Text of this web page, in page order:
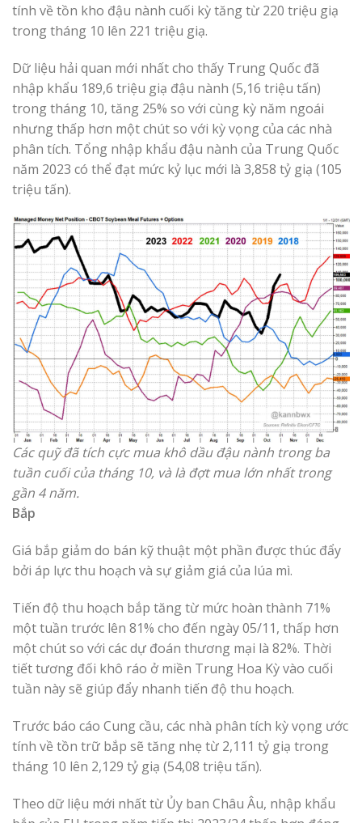
tính về tồn kho đậu nành cuối kỳ tăng từ 220 triệu giạ
trong tháng 10 lên 221 triệu giạ.
Dữ liệu hải quan mới nhất cho thấy Trung Quốc đã
nhập khẩu 189,6 triệu giạ đậu nành (5,16 triệu tấn)
trong tháng 10, tăng 25% so với cùng kỳ năm ngoái
nhưng thấp hơn một chút so với kỳ vọng của các nhà
phân tích. Tổng nhập khẩu đậu nành của Trung Quốc
năm 2023 có thể đạt mức kỷ lục mới là 3,858 tỷ giạ (105
triệu tấn).
Các quỹ đã tích cực mua khô dầu đậu nành trong ba
tuần cuối của tháng 10, và là đợt mua lớn nhất trong
gần 4 năm.
Bắp
Giá bắp giảm do bán kỹ thuật một phần được thúc đẩy
bởi áp lực thu hoạch và sự giảm giá của lúa mì.
Tiến độ thu hoạch bắp tăng từ mức hoàn thành 71%
một tuần trước lên 81% cho đến ngày 05/11, thấp hơn
một chút so với các dự đoán thương mại là 82%. Thời
tiết tương đối khô ráo ở miền Trung Hoa Kỳ vào cuối
tuần này sẽ giúp đẩy nhanh tiến độ thu hoạch.
Trước báo cáo Cung cầu, các nhà phân tích kỳ vọng ước
tính về tồn trữ bắp sẽ tăng nhẹ từ 2,111 tỷ giạ trong
tháng 10 lên 2,129 tỷ giạ (54,08 triệu tấn).
Theo dữ liệu mới nhất từ ​​Ủy ban Châu Âu, nhập khẩu